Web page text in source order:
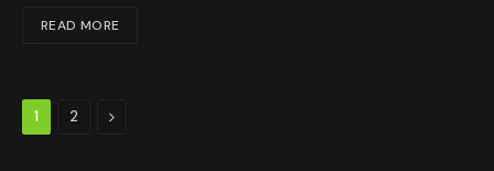
READ MORE
1 2 Next